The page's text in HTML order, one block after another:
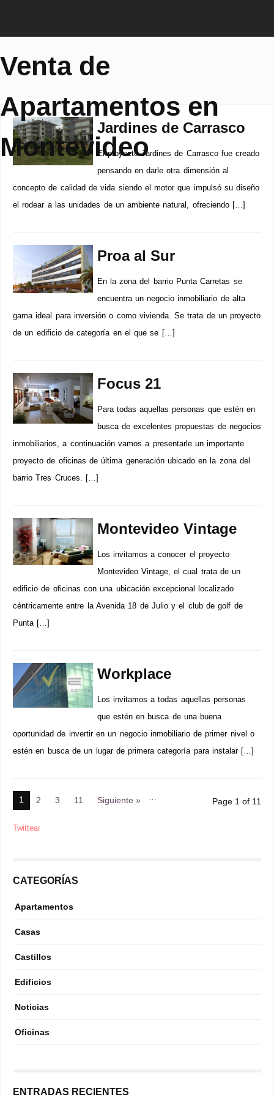
Venta de
Apartamentos en
Montevideo
Jardines de Carrasco
El proyecto Jardines de Carrasco fue creado
pensando en darle otra dimensión al
concepto de calidad de vida siendo el motor que impulsó su diseño
el rodear a las unidades de un ambiente natural, ofreciendo […]
Proa al Sur
En la zona del barrio Punta Carretas se
encuentra un negocio inmobiliario de alta
gama ideal para inversión o como vivienda. Se trata de un proyecto
de un edificio de categoría en el que se […]
Focus 21
Para todas aquellas personas que estén en
busca de excelentes propuestas de negocios
inmobiliarios, a continuación vamos a presentarle un importante
proyecto de oficinas de última generación ubicado en la zona del
barrio Tres Cruces. […]
Montevideo Vintage
Los invitamos a conocer el proyecto
Montevideo Vintage, el cual trata de un
edificio de oficinas con una ubicación excepcional localizado
céntricamente entre la Avenida 18 de Julio y el club de golf de
Punta […]
Workplace
Los invitamos a todas aquellas personas
que estén en busca de una buena
oportunidad de invertir en un negocio inmobiliario de primer nivel o
estén en busca de un lugar de primera categoría para instalar […]
1 2 3 …
11 Siguiente » Page 1 of 11
Twittear
CATEGORÍAS
Apartamentos
Casas
Castillos
Edificios
Noticias
Oficinas
ENTRADAS RECIENTES